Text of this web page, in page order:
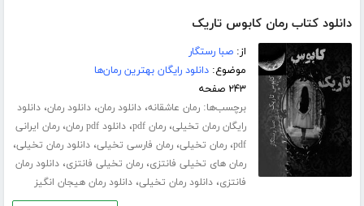
دانلود کتاب رمان کابوس تاریک
از:صبا رستگار
موضوع:دانلود رایگان بهترین رمان‌ها
۲۴۳ صفحه
برچسب‌ها:رمان عاشقانه،دانلود رمان،دانلود رمان،دانلود
رایگان رمان تخیلی،رمان pdf ،دانلود pdf رمان ،رمان ایرانی
pdf،رمان تخیلی،رمان فارسی تخیلی،دانلود رمان تخیلی،
رمان های تخیلی فانتزی،رمان تخیلی فانتزی،دانلود رمان
فانتزی،دانلود رمان تخیلی،دانلود رمان هیجان انگیز